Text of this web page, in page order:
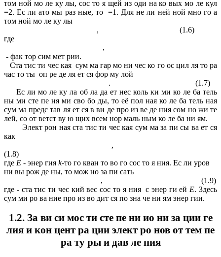
том ной мо ле ку лы, сос то я щей из оди на ко вых мо ле кул
=2. Ес ли ато мы раз ные, то =1. Для не ли ней ной мно го а
том ной мо ле ку лы
, (1.6)
где
,
- фак тор сим мет рии.
Ста тис ти чес кая сум ма гар мо ни чес ко го ос цил ля то ра
час то ты оп ре де ля ет ся фор му лой
. (1.7)
Ес ли мо ле ку ла об ла да ет нес коль ки ми ко ле ба тель
ны ми сте пе ня ми сво бо ды, то её пол ная ко ле ба тель ная
сум ма предс тав ля ет ся в ви де про из ве де ния сом но жи те
лей, со от ветст ву ю щих всем нор маль ным ко ле ба ни ям.
Элект рон ная ста тис ти чес кая сум ма за пи сы ва ет ся
как
,
(1.8)
где E - энер гия k-то го кван то во го сос то я ния. Ес ли уров
ни вы рож де ны, то мож но за пи сать
, (1.9)
где - ста тис ти чес кий вес сос то я ния с энер ги ей E. Здесь
сум ми ро ва ние про из во дит ся по зна че ни ям энер гии.
1.2. За ви си мос ти сте пе ни ио ни за ции ге
лия и кон цент ра ции элект ро нов от тем пе
ра ту ры и дав ле ния